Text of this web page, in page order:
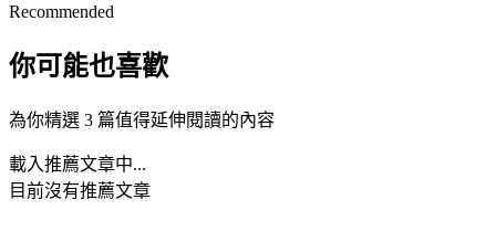
Recommended
你可能也喜歡
為你精選 3 篇值得延伸閱讀的內容
載入推薦文章中...
目前沒有推薦文章